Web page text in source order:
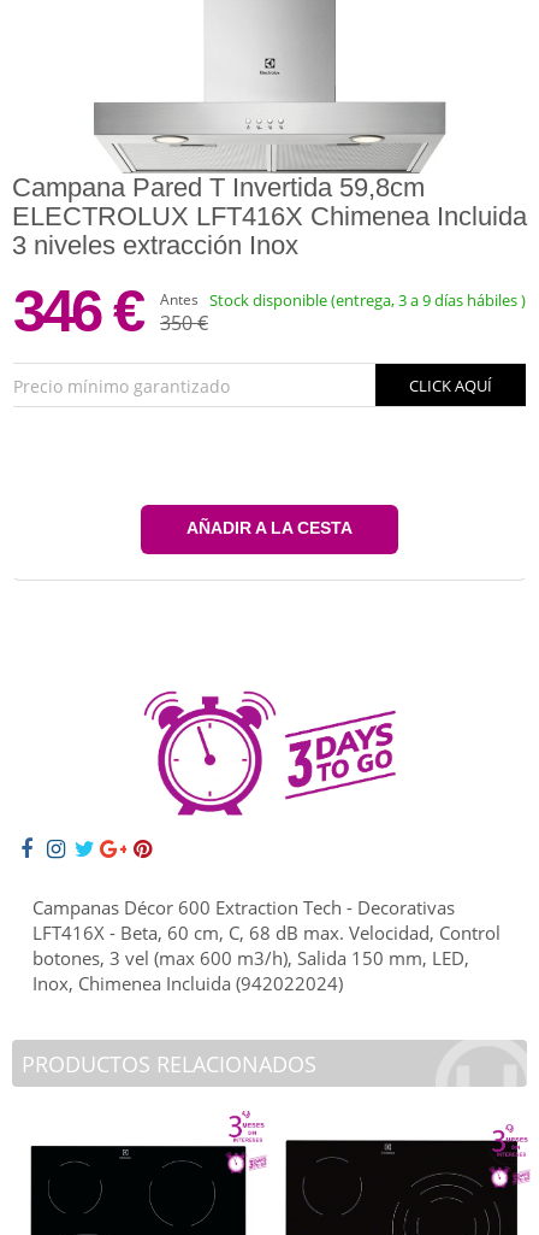
Campana Pared T Invertida 59,8cm
ELECTROLUX LFT416X Chimenea Incluida
3 niveles extracción Inox
346 € Antes
350 €
Stock disponible (entrega, 3 a 9 días hábiles )
Precio mínimo garantizado CLICK AQUÍ
AÑADIR A LA CESTA
Campanas Décor 600 Extraction Tech - Decorativas
LFT416X - Beta, 60 cm, C, 68 dB max. Velocidad, Control
botones, 3 vel (max 600 m3/h), Salida 150 mm, LED,
Inox, Chimenea Incluida (942022024)
PRODUCTOS RELACIONADOS